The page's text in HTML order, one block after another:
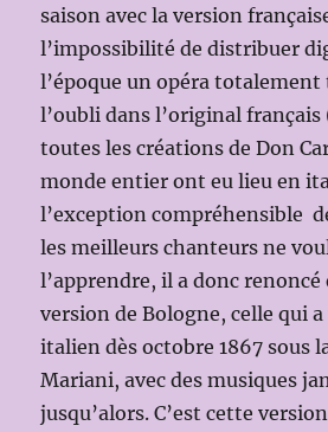
saison avec la version
l’impossibilité de distribuer
l’époque un opéra totalement
l’oubli dans l’original français
toutes les créations de Don
monde entier ont eu lieu en
l’exception compréhensible
les meilleurs chanteurs ne
l’apprendre, il a donc renoncé
version de Bologne, celle qui
italien dès octobre 1867 sous
Mariani, avec des musiques
jusqu’alors. C’est cette